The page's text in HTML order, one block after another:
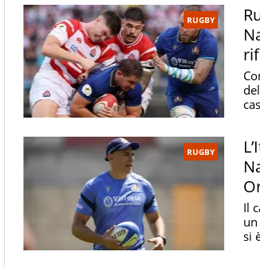
RUGBY
RUGBY
Il
si